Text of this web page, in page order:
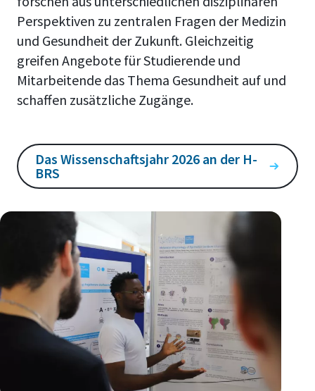
Perspektiven zu zentralen Fragen der Medizin
und Gesundheit der Zukunft. Gleichzeitig
greifen Angebote für Studierende und
Mitarbeitende das Thema Gesundheit auf und
schaffen zusätzliche Zugänge.
Das Wissenschaftsjahr 2026 an der H-
BRS